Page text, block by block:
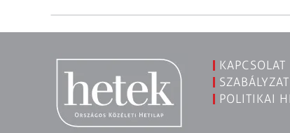
KAPCSOLAT
POLITIKAI